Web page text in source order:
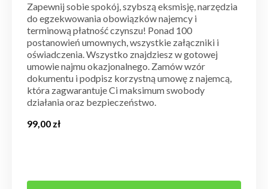
Zapewnij sobie spokój, szybszą eksmisję, narzędzia
do egzekwowania obowiązków najemcy i
terminową płatność czynszu! Ponad 100
postanowień umownych, wszystkie załączniki i
oświadczenia. Wszystko znajdziesz w gotowej
umowie najmu okazjonalnego. Zamów wzór
dokumentu i podpisz korzystną umowę z najemcą,
która zagwarantuje Ci maksimum swobody
działania oraz bezpieczeństwo.
99,00 zł